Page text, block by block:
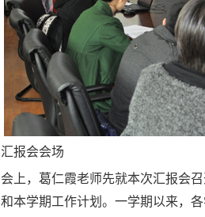
汇报会会场
会上，葛仁霞老师先就本次汇报会
和本学期工作计划。一学期以来，